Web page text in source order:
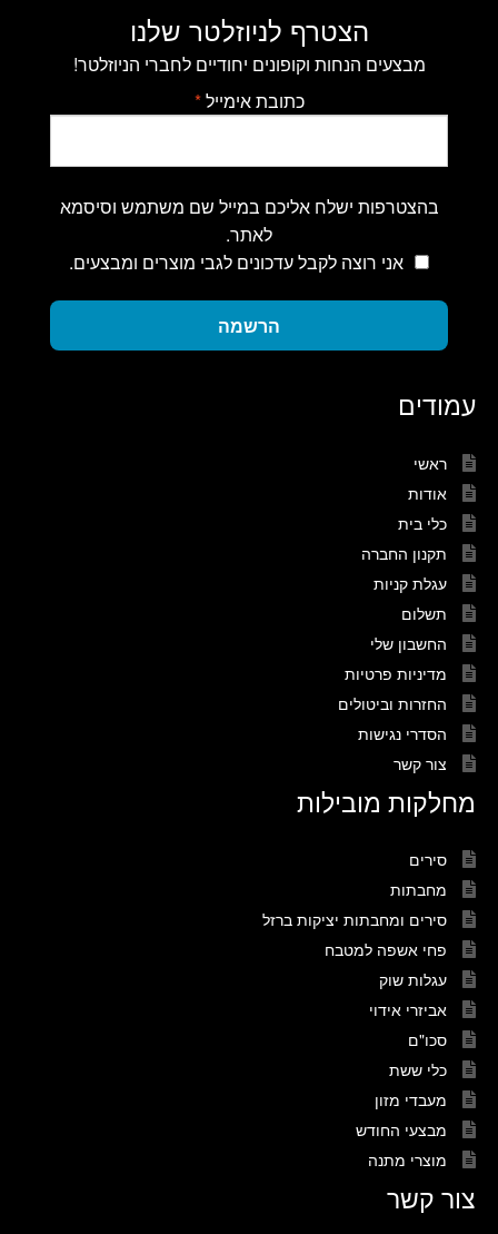
הצטרף לניוזלטר שלנו
מבצעים הנחות וקופונים יחודיים לחברי הניוזלטר!
כתובת אימייל*
בהצטרפות ישלח אליכם במייל שם משתמש וסיסמא
לאתר.
אני רוצה לקבל עדכונים לגבי מוצרים ומבצעים.
הרשמה
עמודים
ראשי
אודות
כלי בית
תקנון החברה
עגלת קניות
תשלום
החשבון שלי
מדיניות פרטיות
החזרות וביטולים
הסדרי נגישות
צור קשר
מחלקות מובילות
סירים
מחבתות
סירים ומחבתות יציקות ברזל
פחי אשפה למטבח
עגלות שוק
אביזרי אידוי
סכו"ם
כלי ששת
מעבדי מזון
מבצעי החודש
מוצרי מתנה
צור קשר